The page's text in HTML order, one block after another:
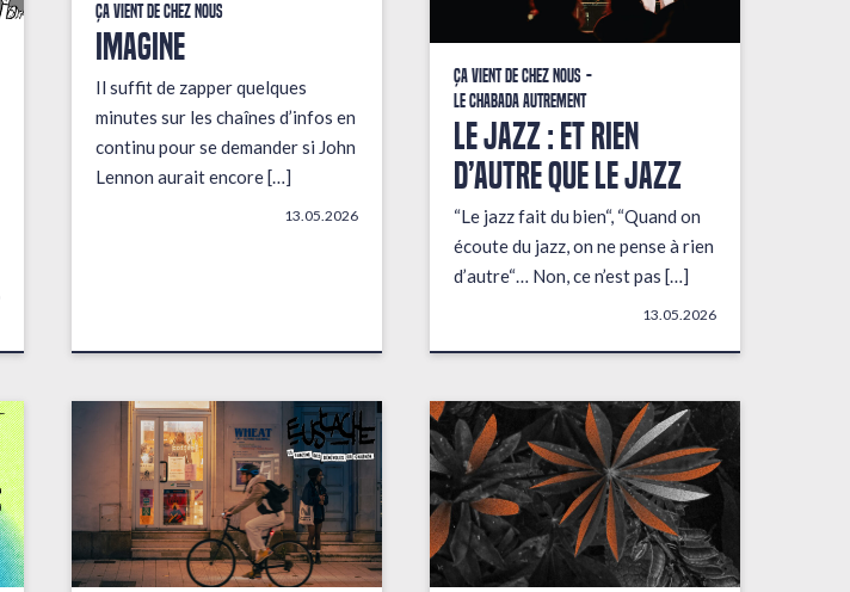
Ça vient de chez nous
IMAGINE
Il suffit de zapper quelques
minutes sur les chaînes d’infos en
continu pour se demander si John
Lennon aurait encore […]
13.05.2026
Ça vient de chez nous
Le Chabada autrement
LE JAZZ : ET RIEN
D’AUTRE QUE LE JAZZ
“Le jazz fait du bien“, “Quand on
écoute du jazz, on ne pense à rien
d’autre“… Non, ce n’est pas […]
13.05.2026